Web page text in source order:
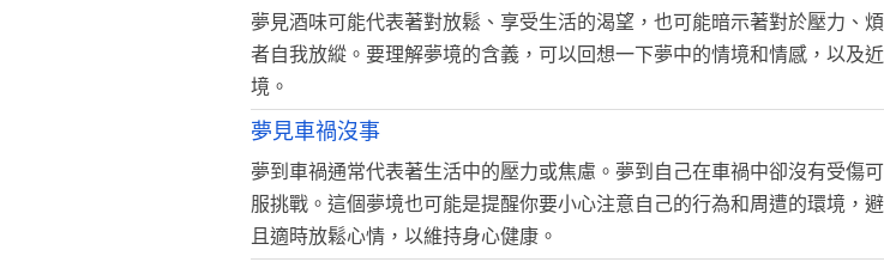
夢見酒味可能代表著對放鬆、享受生活的渴望，也可能暗示著對於壓力、
者自我放縱。要理解夢境的含義，可以回想一下夢中的情境和情感，以及
境。
夢見車禍沒事
夢到車禍通常代表著生活中的壓力或焦慮。夢到自己在車禍中卻沒有受傷
服挑戰。這個夢境也可能是提醒你要小心注意自己的行為和周遭的環境，
且適時放鬆心情，以維持身心健康。